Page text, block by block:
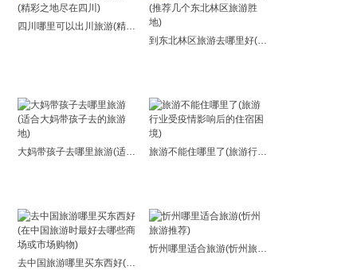
四川哪里可以出川旅游(精彩之地尽在四川)
到东北林区旅游去哪里好(推荐几个东北林区旅游胜地)
大妈带孩子去哪里旅游(适合大妈带孩子去的旅游地) 旅游不能住哪里了(旅游行业受疫情影响后的住宿困境)
去中国旅游哪里买东西好(在中国旅游时最好去哪些商场或市场购物)
忻州哪里适合旅游(忻州旅游推荐)